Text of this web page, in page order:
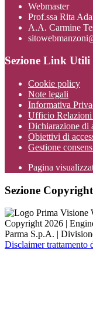
Webmaster
Prof.ssa Rita
A.A. Carmine
Sezione Link Utili
Cookie policy
Note legali
Informativa
Ufficio
Dichiarazione di
Obiettivi di
Gestione
Pagina
Sezione Copyright
Copyright 2026 |
Parma S.p.A. |
Disclaimer trattamento